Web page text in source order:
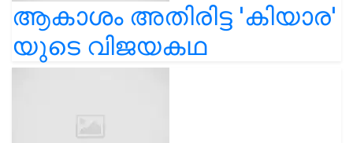
ആകാശം അതിരിട്ട 'കിയാര'
യുടെ വിജയകഥ